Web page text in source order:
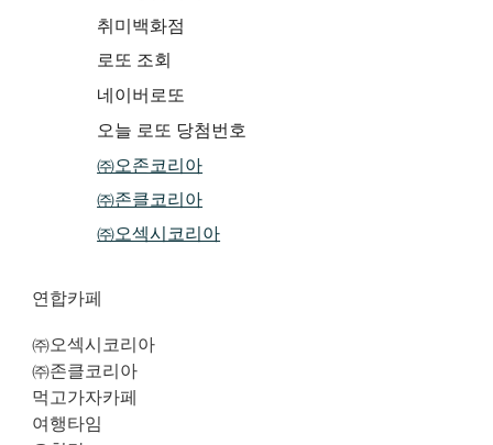
취미백화점
로또 조회
네이버로또
오늘 로또 당첨번호
㈜오존코리아
㈜존클코리아
㈜오섹시코리아
연합카페
㈜오섹시코리아
㈜존클코리아
먹고가자카페
여행타임